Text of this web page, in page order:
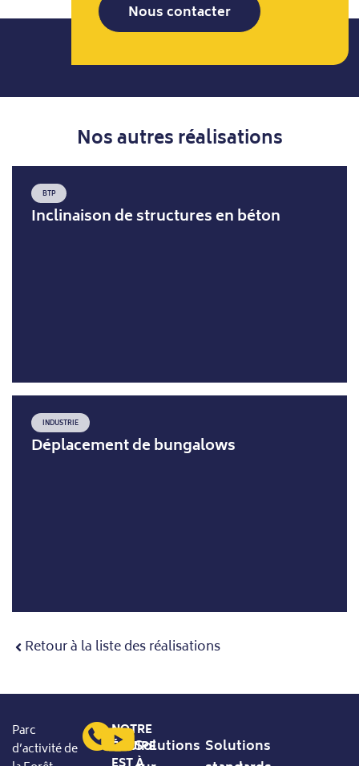
Nous contacter
Nos autres réalisations
BTP
Inclinaison de structures en béton
INDUSTRIE
Déplacement de bungalows
Retour à la liste des réalisations
NOTRE
ÉQUIPESolutions Solutions
Parc
d’activité de